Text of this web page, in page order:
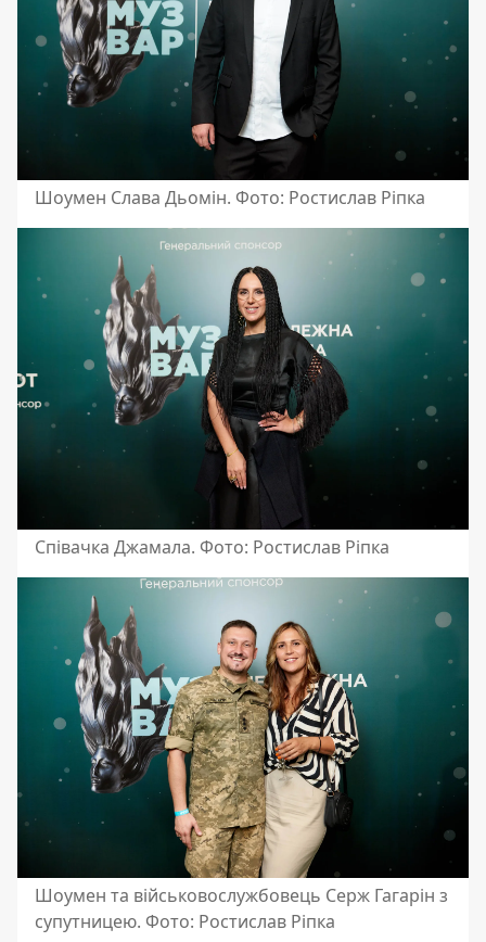
Шоумен Слава Дьомін. Фото: Ростислав Ріпка
Співачка Джамала. Фото: Ростислав Ріпка
Шоумен та військовослужбовець Серж Гагарін з
супутницею. Фото: Ростислав Ріпка